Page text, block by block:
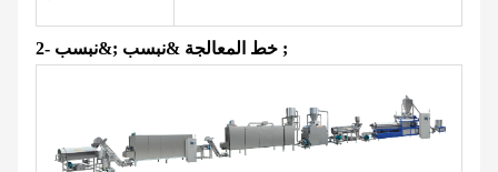
2- خط المعالجة &نبسب ;&نبسب ;